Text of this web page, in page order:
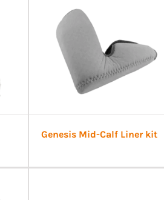
Genesis Mid-Calf Liner kit